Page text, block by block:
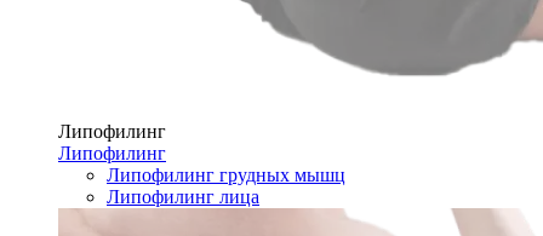
Липофилинг
Липофилинг
Липофилинг грудных мышц
Липофилинг лица